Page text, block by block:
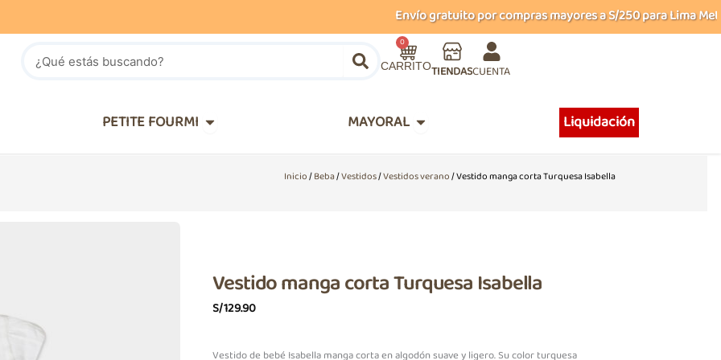
Envío gratuito por compras mayores a S/250 para Lima
0
Carrito
TIENDASCUENTA
PETITE FOURMI Abrir PETITE FOURMI MAYORAL Abrir MAYORAL Liquidación
Inicio/Beba/Vestidos/Vestidos verano/ Vestido manga corta Turquesa Isabella
Vestido manga corta Turquesa Isabella
S/129.90
Vestido de bebé Isabella manga corta en algodón suave y ligero. Su color turquesa